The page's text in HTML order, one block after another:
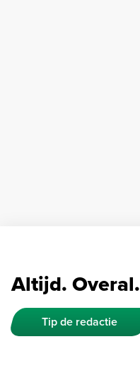
Altijd. Overal.
Tip de redactie